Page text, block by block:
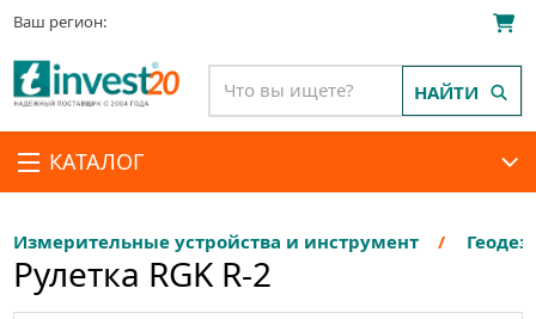
Ваш регион:
КАТАЛОГ
НАЙТИ
Измерительные устройства и инструмент
Рулетка RGK R-2